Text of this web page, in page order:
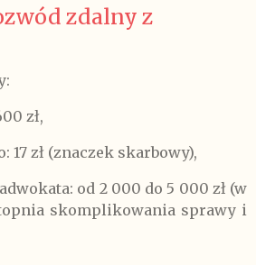
zdalny z
zł,
17 zł (znaczek skarbowy),
od 2 000 do 5 000 zł (w
skomplikowania sprawy i